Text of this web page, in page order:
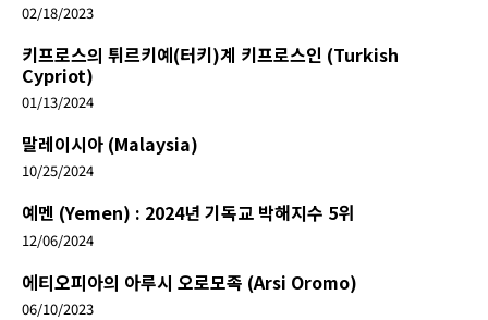
02/18/2023
키프로스의 튀르키예(터키)계 키프로스인 (Turkish
Cypriot)
01/13/2024
말레이시아 (Malaysia)
10/25/2024
예멘 (Yemen) : 2024년 기독교 박해지수 5위
12/06/2024
에티오피아의 아루시 오로모족 (Arsi Oromo)
06/10/2023